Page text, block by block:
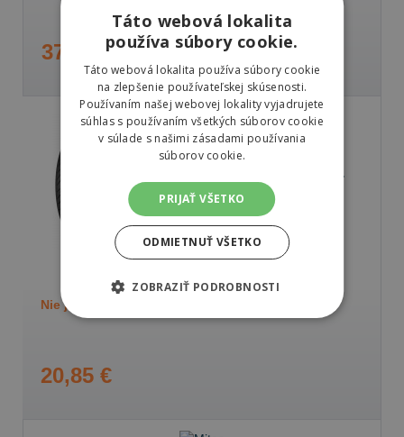
37,32 €
Mitas TOURING FORCE-
SC
90/90 -10 50 J
Predné/Zadné
Nie je skladom
20,85 €
Táto webová lokalita
používa súbory cookie.
Táto webová lokalita používa súbory cookie
na zlepšenie používateľskej skúsenosti.
Používaním našej webovej lokality vyjadrujete
súhlas s používaním všetkých súborov cookie
v súlade s našimi zásadami používania
súborov cookie.
PRIJAŤ VŠETKO
ODMIETNUŤ VŠETKO
ZOBRAZIŤ PODROBNOSTI